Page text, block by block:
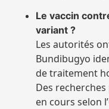
Le vaccin
variant ?
Les autorités
Bundibugyo
de traitement
Des
en cours selon